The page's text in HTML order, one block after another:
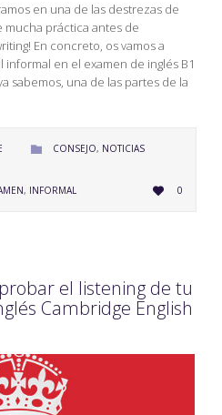
en una de las destrezas de
práctica antes de
En concreto, os vamos a
en el examen de inglés B1
sabemos, una de las partes de la
 CATEGORY
CONSEJO, NOTICIAS
, INFORMAL  LOVE
IT0
el listening de tu
Cambridge English